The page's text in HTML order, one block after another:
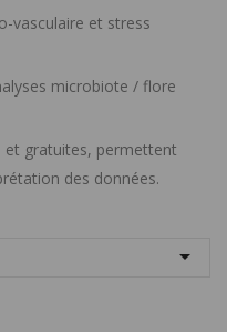
vasculaire et stress
microbiote / flore
et gratuites, permettent
des données.
